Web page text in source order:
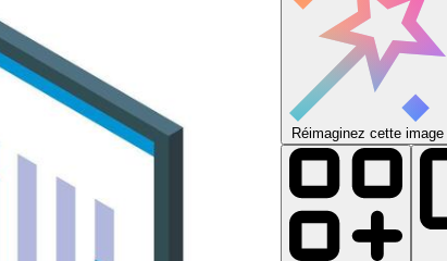
Réimaginez cette image